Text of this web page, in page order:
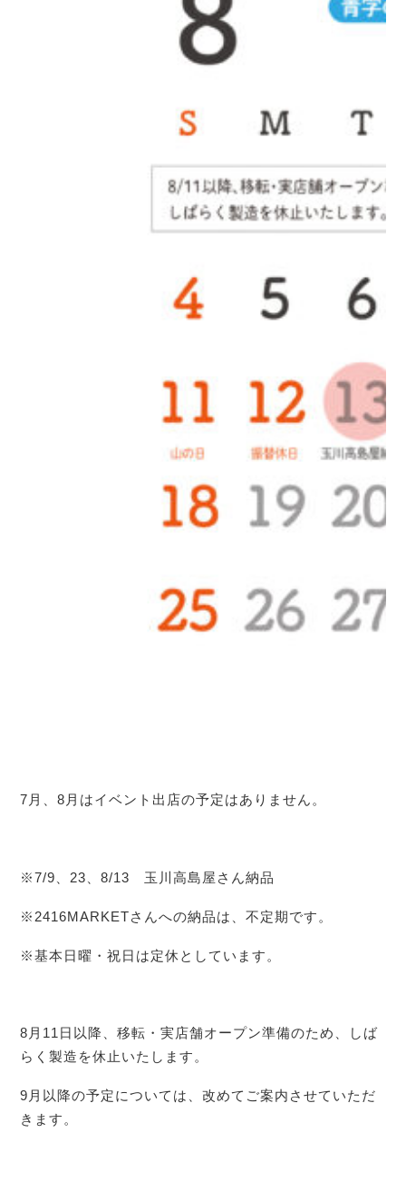
7月、8月はイベント出店の予定はありません。
※7/9、23、8/13 玉川高島屋さん納品
※2416MARKETさんへの納品は、不定期です。
※基本日曜・祝日は定休としています。
8月11日以降、移転・実店舗オープン準備のため、しば
らく製造を休止いたします。
9月以降の予定については、改めてご案内させていただ
きます。